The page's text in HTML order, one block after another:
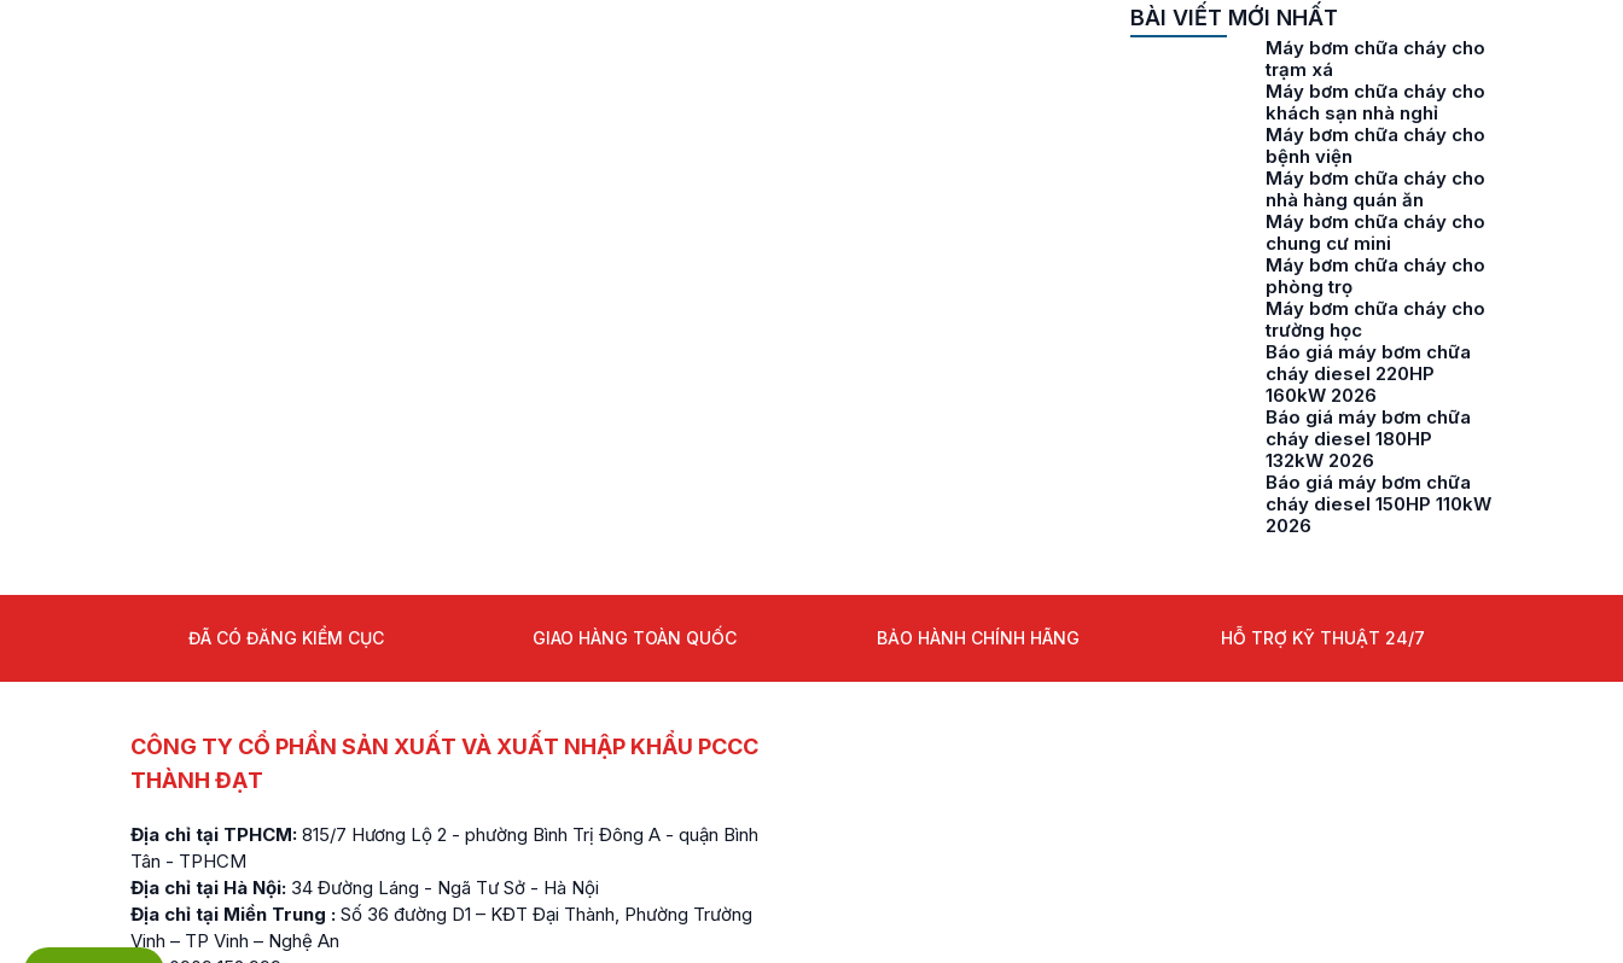
BÀI VIẾT MỚI NHẤT
Máy bơm chữa cháy cho
trạm xá
Máy bơm chữa cháy cho
khách sạn nhà nghỉ
Máy bơm chữa cháy cho
bệnh viện
Máy bơm chữa cháy cho
nhà hàng quán ăn
Máy bơm chữa cháy cho
chung cư mini
Máy bơm chữa cháy cho
phòng trọ
Máy bơm chữa cháy cho
trường học
Báo giá máy bơm chữa
cháy diesel 220HP
160kW 2026
Báo giá máy bơm chữa
cháy diesel 180HP
132kW 2026
Báo giá máy bơm chữa
cháy diesel 150HP 110kW
2026
ĐÃ CÓ ĐĂNG KIỂM CỤC GIAO HÀNG TOÀN QUỐC BẢO HÀNH CHÍNH HÃNG HỖ TRỢ KỸ THUẬT 24/7
CÔNG TY CỔ PHẦN SẢN XUẤT VÀ XUẤT NHẬP KHẨU PCCC
THÀNH ĐẠT
Địa chỉ tại TPHCM: 815/7 Hương Lộ 2 - phường Bình Trị Đông A - quận Bình
Tân - TPHCM
Địa chỉ tại Hà Nội: 34 Đường Láng - Ngã Tư Sở - Hà Nội
Địa chỉ tại Miền Trung : Số 36 đường D1 – KĐT Đại Thành, Phường Trường
Vinh – TP Vinh – Nghệ An